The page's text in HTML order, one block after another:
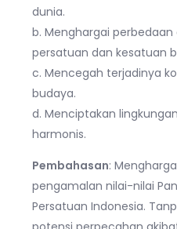
dunia.
b. Menghargai
persatuan dan kesatuan
c. Mencegah terjadinya
budaya.
d. Menciptakan
harmonis.
Pembahasan:
pengamalan nilai-nilai
Persatuan Indonesia.